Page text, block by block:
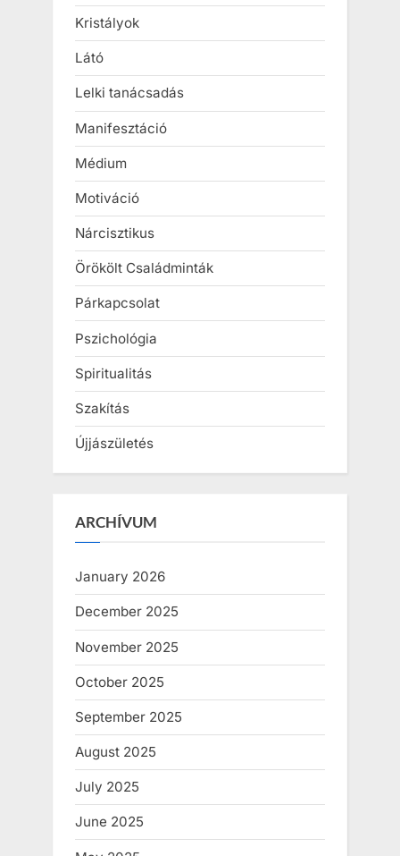
Kristályok
Látó
Lelki tanácsadás
Manifesztáció
Médium
Motiváció
Nárcisztikus
Örökölt Családminták
Párkapcsolat
Pszichológia
Spiritualitás
Szakítás
Újjászületés
ARCHÍVUM
January 2026
December 2025
November 2025
October 2025
September 2025
August 2025
July 2025
June 2025